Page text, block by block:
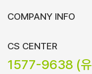
COMPANY INFO
CS CENTER
1577-9638 (유